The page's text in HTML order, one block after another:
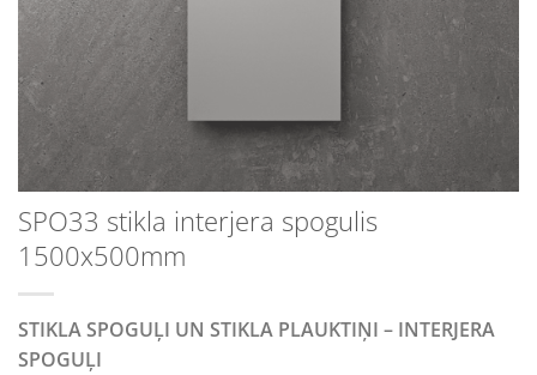
SPO33 stikla interjera spogulis
1500x500mm
STIKLA SPOGUĻI UN STIKLA PLAUKTIŅI – INTERJERA
SPOGUĻI